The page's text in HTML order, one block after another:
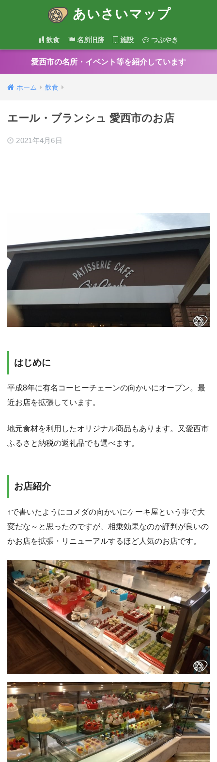
あいさいマップ
飲食 名所旧跡 施設 つぶやき
愛西市の名所・イベント等を紹介しています
ホーム 飲食
エール・ブランシュ 愛西市のお店
2021年4月6日
はじめに
平成8年に有名コーヒーチェーンの向かいにオープン。最
近お店を拡張しています。
地元食材を利用したオリジナル商品もあります。又愛西市
ふるさと納税の返礼品でも選べます。
お店紹介
↑で書いたようにコメダの向かいにケーキ屋という事で大
変だな～と思ったのですが、相乗効果なのか評判が良いの
かお店を拡張・リニューアルするほど人気のお店です。